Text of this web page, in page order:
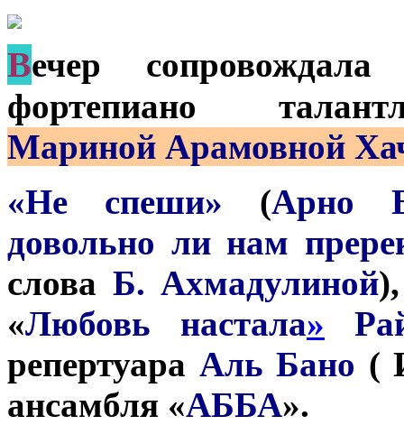
Вечер
фортепиано
Мариной Арамовной
«Не спеши» (Арно
довольно ли нам
слова Б. Ахмадулиной
«Любовь настала»
репертуара Аль Бано (
ансамбля «АББА».